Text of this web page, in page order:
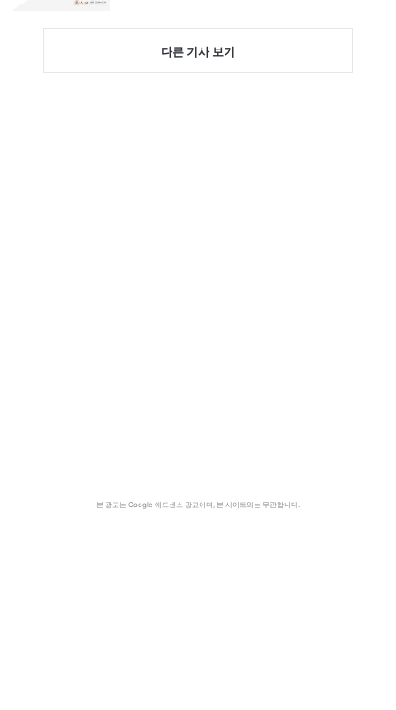
다른 기사 보기
본 광고는 Google 애드센스 광고이며, 본 사이트와는 무관합니다.